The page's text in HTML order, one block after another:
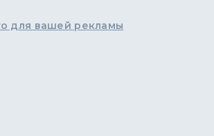
для вашей рекламы